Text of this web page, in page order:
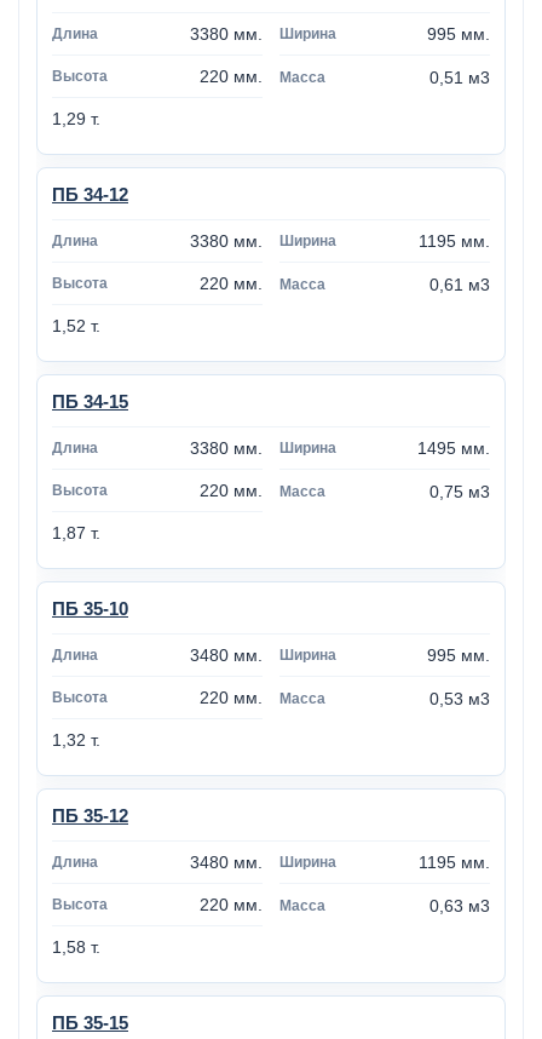
3380 мм. 995 мм.
220 мм. 0,51 м3
1,29 т.
ПБ 34-12
3380 мм. 1195 мм.
220 мм. 0,61 м3
1,52 т.
ПБ 34-15
3380 мм. 1495 мм.
220 мм. 0,75 м3
1,87 т.
ПБ 35-10
3480 мм. 995 мм.
220 мм. 0,53 м3
1,32 т.
ПБ 35-12
3480 мм. 1195 мм.
220 мм. 0,63 м3
1,58 т.
ПБ 35-15